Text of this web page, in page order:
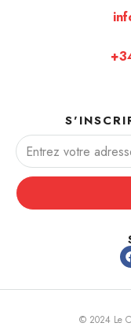
© 2024 Le